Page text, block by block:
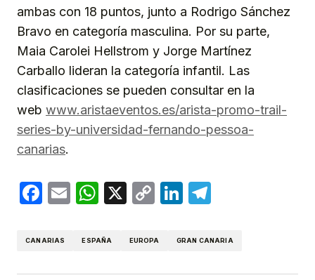
ambas con 18 puntos, junto a Rodrigo Sánchez
Bravo en categoría masculina. Por su parte,
Maia Carolei Hellstrom y Jorge Martínez
Carballo lideran la categoría infantil. Las
clasificaciones se pueden consultar en la
web www.aristaeventos.es/arista-promo-trail-
series-by-universidad-fernando-pessoa-
canarias.
Facebook
EmailWhatsApp
X
CopyLinkedIn
CANARIAS ESPAÑA EUROPA GRAN CANARIA